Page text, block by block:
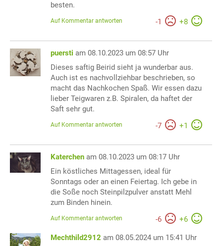
besten.
-1 +8
Auf Kommentar antworten
puersti am 08.10.2023 um 08:57 Uhr
Dieses saftig Beirid sieht ja wunderbar aus.
Auch ist es nachvollziehbar beschrieben, so
macht das Nachkochen Spaß. Wir essen dazu
lieber Teigwaren z.B. Spiralen, da haftet der
Saft sehr gut.
-7 +1
Auf Kommentar antworten
Katerchen am 08.10.2023 um 08:17 Uhr
Ein köstliches Mittagessen, ideal für
Sonntags oder an einen Feiertag. Ich gebe in
die Soße noch Steinpilzpulver anstatt Mehl
zum Binden hinein.
-6 +6
Auf Kommentar antworten
Mechthild2912 am 08.05.2024 um 15:41 Uhr